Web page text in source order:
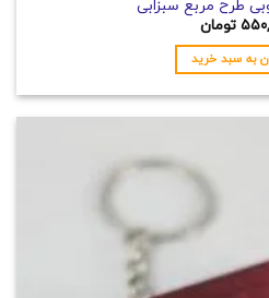
طرح مربع سبزابی
تومان
به سبد خرید